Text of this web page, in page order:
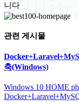
니다
관련 게시물
축(Windows)
Windows 10 HOME